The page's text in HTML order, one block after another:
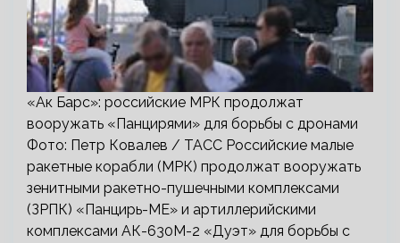
«Ак Барс»: российские МРК продолжат
вооружать «Панцирями» для борьбы с дронами
Фото: Петр Ковалев / ТАСС Российские малые
ракетные корабли (МРК) продолжат вооружать
зенитными ракетно-пушечными комплексами
(ЗРПК) «Панцирь-МЕ» и артиллерийскими
комплексами АК-630М-2 «Дуэт» для борьбы с